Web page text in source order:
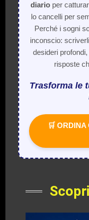
diarioper
lo cancelli per
Perché i sogni
inconscio:
desideri
risposte
Trasforma le
🛒 ORDINA